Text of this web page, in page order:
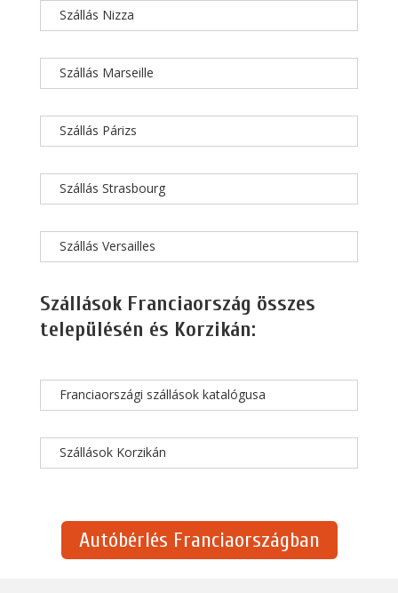
Szállás Nizza
Szállás Marseille
Szállás Párizs
Szállás Strasbourg
Szállás Versailles
Szállások Franciaország összes
településén és Korzikán:
Franciaországi szállások katalógusa
Szállások Korzikán
Autóbérlés Franciaországban